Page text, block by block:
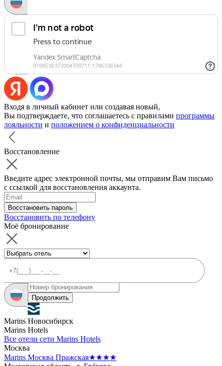
Запросить код
Уже есть аккаунт?Войти
Или
Входя в личный кабинет или создавая новый,
Вы подтверждаете, что соглашаетесь с правилами программы
лояльности и положением о конфиденциальности
Восстановление
Введите адрес электронной почты, мы отправим Вам письмо
с ссылкой для восстановления аккаунта.
Восстановить пароль
Восстановить по телефону
Моё бронирование
Продолжить
Marins Новосибирск
Marins Hotels
Все отели сети Marins Hotels
Москва
Marins Москва Пражская★★★★